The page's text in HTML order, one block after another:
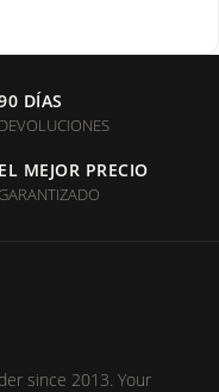
para que sea
DÍAS
DEVOLUCIONES
EL MEJOR PRECIO
GARANTIZADO
since 2013. Your